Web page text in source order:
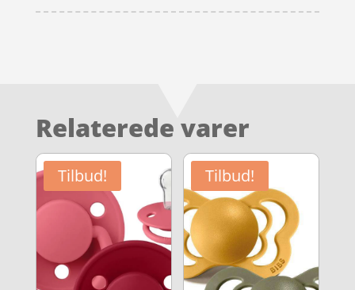
Relaterede varer
Tilbud! Tilbud!